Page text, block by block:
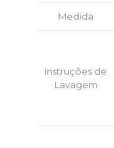
Medida
Instruções de
Lavagem